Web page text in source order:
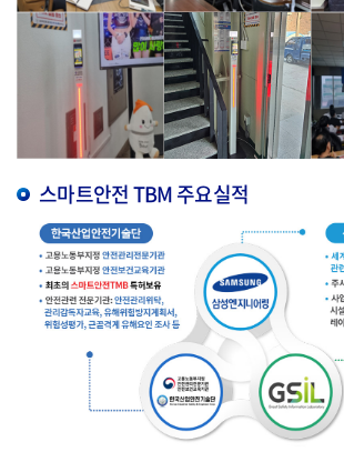
스마트안전 TBM 주요실적